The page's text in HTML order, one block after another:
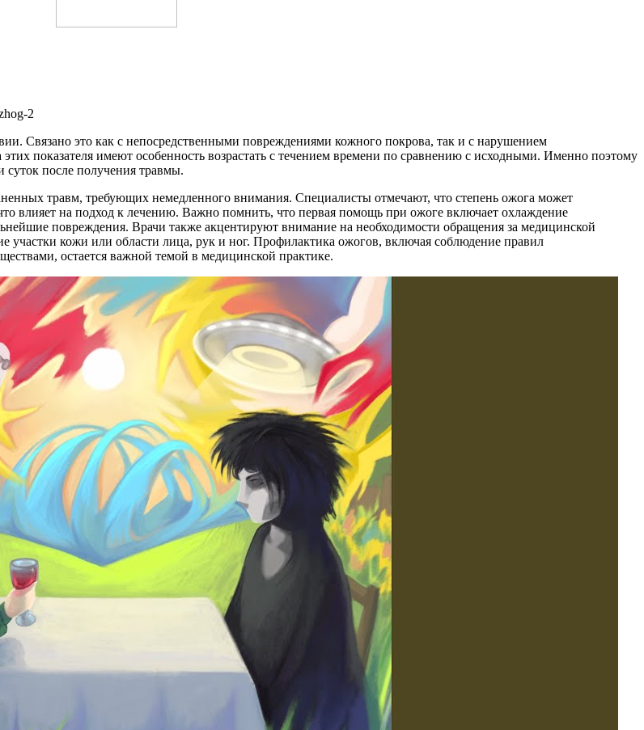
Связано это как с непосредственными повреждениями кожного покрова, так и с нарушением
показателя имеют особенность возрастать с течением времени по сравнению с исходными. Именно поэтому
после получения травмы.
травм, требующих немедленного внимания. Специалисты отмечают, что степень ожога может
влияет на подход к лечению. Важно помнить, что первая помощь при ожоге включает охлаждение
повреждения. Врачи также акцентируют внимание на необходимости обращения за медицинской
кожи или области лица, рук и ног. Профилактика ожогов, включая соблюдение правил
остается важной темой в медицинской практике.